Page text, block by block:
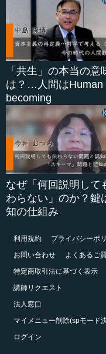
「共生」の本当の意
は？…人間はHuman
becoming
なぜ「何回説明して
わらない」のか？鍵
知の仕組み
利用規約
プライバシーポ
お問い合わせ
よくあるご
特定商取引法に基づく表示
講師リクエスト
法人窓口
マイメニュー削除(spモード
ログイン